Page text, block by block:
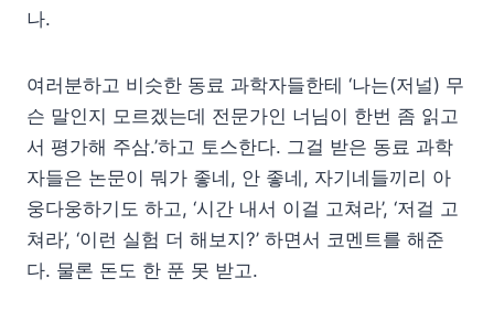
나.
여러분하고 비슷한 동료 과학자들한테 ‘나는(저널) 무
슨 말인지 모르겠는데 전문가인 너님이 한번 좀 읽고
서 평가해 주삼.’하고 토스한다. 그걸 받은 동료 과학
자들은 논문이 뭐가 좋네, 안 좋네, 자기네들끼리 아
웅다웅하기도 하고, ‘시간 내서 이걸 고쳐라’, ‘저걸 고
쳐라’, ‘이런 실험 더 해보지?’ 하면서 코멘트를 해준
다. 물론 돈도 한 푼 못 받고.